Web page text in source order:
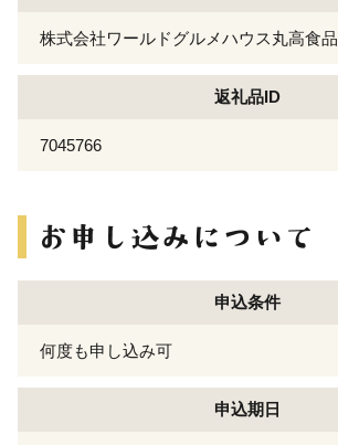
株式会社ワールドグルメハウス丸高食品
返礼品ID
7045766
申込条件
何度も申し込み可
申込期日